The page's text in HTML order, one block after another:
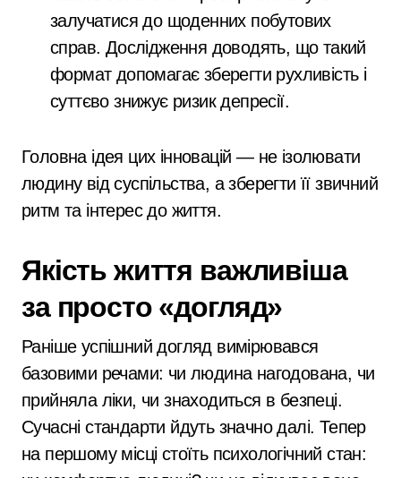
залучатися до щоденних побутових
справ. Дослідження доводять, що такий
формат допомагає зберегти рухливість і
суттєво знижує ризик депресії.
Головна ідея цих інновацій — не ізолювати
людину від суспільства, а зберегти її звичний
ритм та інтерес до життя.
Якість життя важливіша
за просто «догляд»
Раніше успішний догляд вимірювався
базовими речами: чи людина нагодована, чи
прийняла ліки, чи знаходиться в безпеці.
Сучасні стандарти йдуть значно далі. Тепер
на першому місці стоїть психологічний стан: